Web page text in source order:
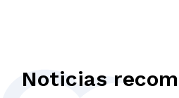
Noticias